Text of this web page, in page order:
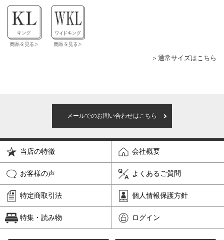
通常サイズはこちら
メールでのお問い合わせはこちら
当店の特徴 会社概要
お客様の声 よくあるご質問
特定商取引法 個人情報保護方針
特集・読み物 ログイン